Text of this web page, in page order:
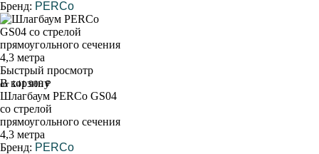
Бренд: PERCo
Быстрый просмотр
В корзину
от 141 900 ₽
Шлагбаум PERCo GS04
со стрелой
прямоугольного сечения
4,3 метра
Бренд: PERCo